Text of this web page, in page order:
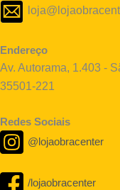
Endereço
Av. Autorama, 1.403 -
35501-221
Redes Sociais
@lojaobracenter
/lojaobracenter